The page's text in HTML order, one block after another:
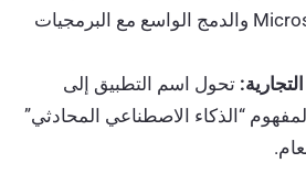
الوثيقة مع Microsoft والدمج الواسع مع البرمجيات
تحول اسم التطبيق إلى
“الذكاء الاصطناعي المحادثي”